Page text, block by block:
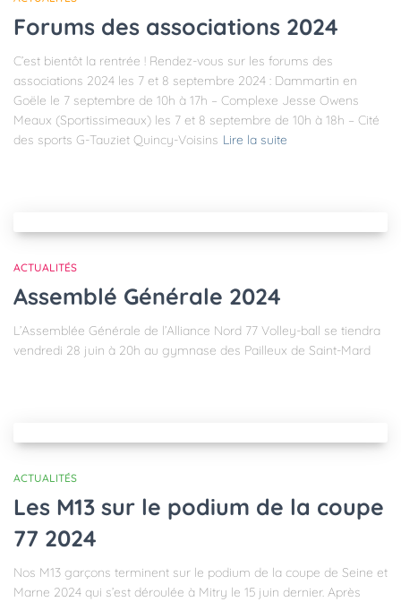
Forums des associations 2024
C’est bientôt la rentrée ! Rendez-vous sur les forums des
associations 2024 les 7 et 8 septembre 2024 : Dammartin en
Goële le 7 septembre de 10h à 17h – Complexe Jesse Owens
Meaux (Sportissimeaux) les 7 et 8 septembre de 10h à 18h – Cité
des sports G-Tauziet Quincy-Voisins Lire la suite
ACTUALITÉS
Assemblé Générale 2024
L’Assemblée Générale de l’Alliance Nord 77 Volley-ball se tiendra
vendredi 28 juin à 20h au gymnase des Pailleux de Saint-Mard
ACTUALITÉS
Les M13 sur le podium de la coupe
77 2024
Nos M13 garçons terminent sur le podium de la coupe de Seine et
Marne 2024 qui s’est déroulée à Mitry le 15 juin dernier. Après